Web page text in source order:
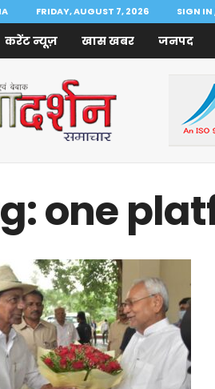
FRIDAY, AUGUST 7, 2026 SIGN
करेंट न्यूज़ खास खबर जनपद
one